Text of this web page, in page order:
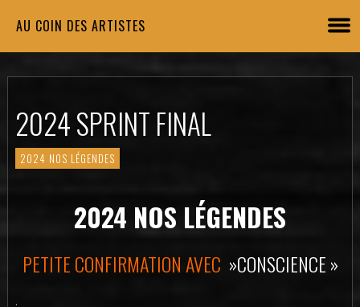
AU COIN DES ARTISTES
2024 SPRINT FINAL
2024 NOS LÉGENDES
2024 NOS LÉGENDES
PETITE CONFIRMATION AVEC »CONSCIENCE »
.